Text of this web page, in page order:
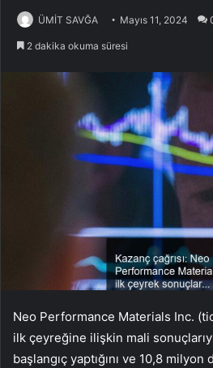
ÜMİT SAVĞA Mayıs 11, 2024
2 dakika okuma süresi
Neo Performance Materials Inc.
ilk çeyreğine ilişkin mali
başlangıç yaptığını ve 10,8